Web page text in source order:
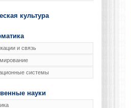
культура
и связь
системы
науки